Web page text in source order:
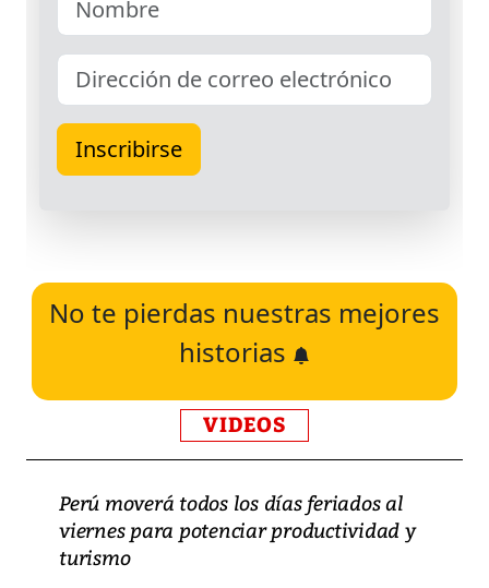
No te pierdas nuestras mejores
historias
VIDEOS
Perú moverá todos los días feriados al
viernes para potenciar productividad y
turismo